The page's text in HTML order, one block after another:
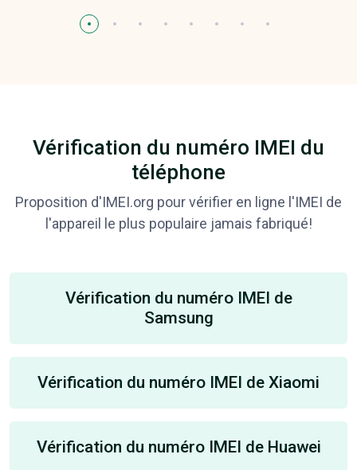
Vérification du numéro IMEI du
téléphone
Proposition d'IMEI.org pour vérifier en ligne l'IMEI de
l'appareil le plus populaire jamais fabriqué!
Vérification du numéro IMEI de
Samsung
Vérification du numéro IMEI de Xiaomi
Vérification du numéro IMEI de Huawei